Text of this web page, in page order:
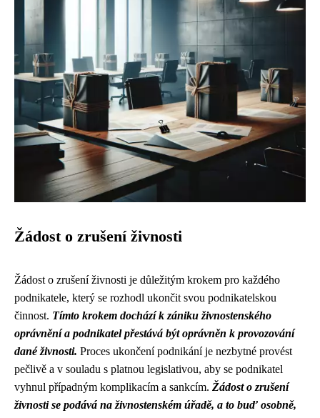
Žádost o zrušení živnosti
Žádost o zrušení živnosti je důležitým krokem pro každého
podnikatele, který se rozhodl ukončit svou podnikatelskou
činnost. Tímto krokem dochází k zániku živnostenského
oprávnění a podnikatel přestává být oprávněn k provozování
dané živnosti. Proces ukončení podnikání je nezbytné provést
pečlivě a v souladu s platnou legislativou, aby se podnikatel
vyhnul případným komplikacím a sankcím. Žádost o zrušení
živnosti se podává na živnostenském úřadě, a to buď osobně,